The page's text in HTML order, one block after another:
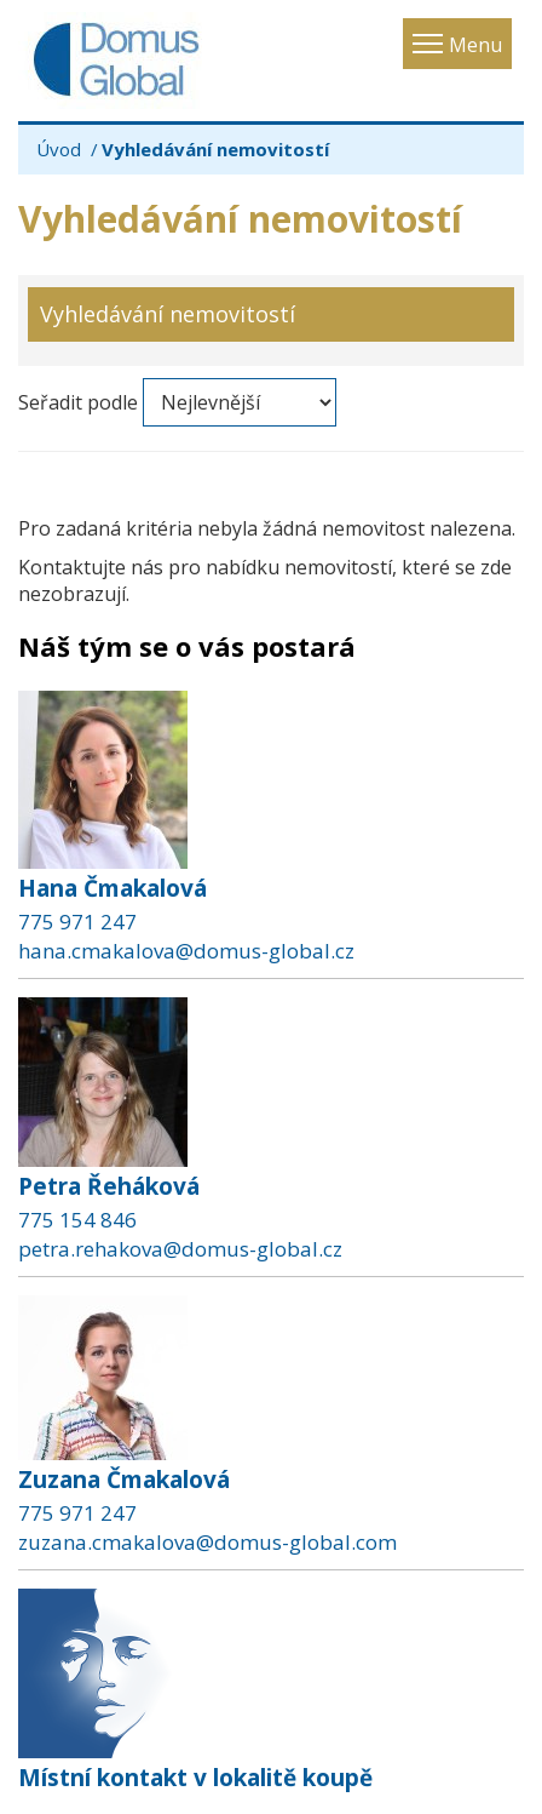
Menu
Toggle
Úvod Vyhledávání nemovitostí
Vyhledávání nemovitostí
Vyhledávání nemovitostí
Seřadit podle
Pro zadaná kritéria nebyla žádná nemovitost nalezena.
Kontaktujte nás pro nabídku nemovitostí, které se zde
nezobrazují.
Náš tým se o vás postará
Hana Čmakalová
775 971 247
hana.cmakalova@domus-global.cz
Petra Řeháková
775 154 846
petra.rehakova@domus-global.cz
Zuzana Čmakalová
775 971 247
zuzana.cmakalova@domus-global.com
Místní kontakt v lokalitě koupě